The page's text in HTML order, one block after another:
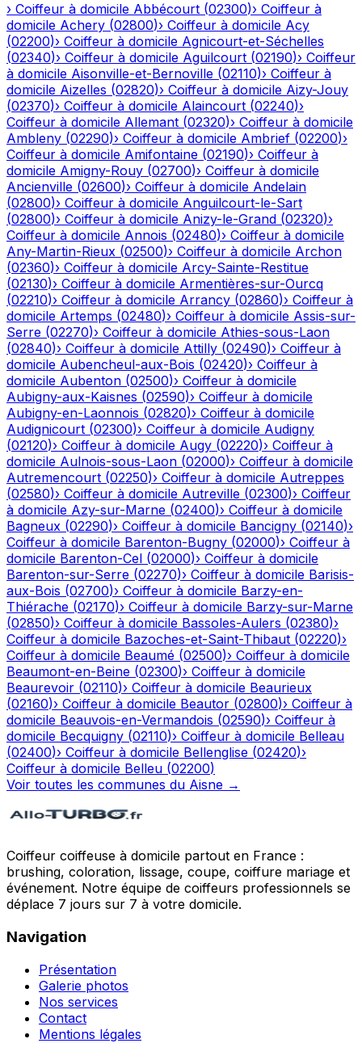
› Coiffeur à domicile Abbécourt (02300)› Coiffeur à
domicile Achery (02800)› Coiffeur à domicile Acy
(02200)› Coiffeur à domicile Agnicourt-et-Séchelles
(02340)› Coiffeur à domicile Aguilcourt (02190)› Coiffeur
à domicile Aisonville-et-Bernoville (02110)› Coiffeur à
domicile Aizelles (02820)› Coiffeur à domicile Aizy-Jouy
(02370)› Coiffeur à domicile Alaincourt (02240)›
Coiffeur à domicile Allemant (02320)› Coiffeur à domicile
Ambleny (02290)› Coiffeur à domicile Ambrief (02200)›
Coiffeur à domicile Amifontaine (02190)› Coiffeur à
domicile Amigny-Rouy (02700)› Coiffeur à domicile
Ancienville (02600)› Coiffeur à domicile Andelain
(02800)› Coiffeur à domicile Anguilcourt-le-Sart
(02800)› Coiffeur à domicile Anizy-le-Grand (02320)›
Coiffeur à domicile Annois (02480)› Coiffeur à domicile
Any-Martin-Rieux (02500)› Coiffeur à domicile Archon
(02360)› Coiffeur à domicile Arcy-Sainte-Restitue
(02130)› Coiffeur à domicile Armentières-sur-Ourcq
(02210)› Coiffeur à domicile Arrancy (02860)› Coiffeur à
domicile Artemps (02480)› Coiffeur à domicile Assis-sur-
Serre (02270)› Coiffeur à domicile Athies-sous-Laon
(02840)› Coiffeur à domicile Attilly (02490)› Coiffeur à
domicile Aubencheul-aux-Bois (02420)› Coiffeur à
domicile Aubenton (02500)› Coiffeur à domicile
Aubigny-aux-Kaisnes (02590)› Coiffeur à domicile
Aubigny-en-Laonnois (02820)› Coiffeur à domicile
Audignicourt (02300)› Coiffeur à domicile Audigny
(02120)› Coiffeur à domicile Augy (02220)› Coiffeur à
domicile Aulnois-sous-Laon (02000)› Coiffeur à domicile
Autremencourt (02250)› Coiffeur à domicile Autreppes
(02580)› Coiffeur à domicile Autreville (02300)› Coiffeur
à domicile Azy-sur-Marne (02400)› Coiffeur à domicile
Bagneux (02290)› Coiffeur à domicile Bancigny (02140)›
Coiffeur à domicile Barenton-Bugny (02000)› Coiffeur à
domicile Barenton-Cel (02000)› Coiffeur à domicile
Barenton-sur-Serre (02270)› Coiffeur à domicile Barisis-
aux-Bois (02700)› Coiffeur à domicile Barzy-en-
Thiérache (02170)› Coiffeur à domicile Barzy-sur-Marne
(02850)› Coiffeur à domicile Bassoles-Aulers (02380)›
Coiffeur à domicile Bazoches-et-Saint-Thibaut (02220)›
Coiffeur à domicile Beaumé (02500)› Coiffeur à domicile
Beaumont-en-Beine (02300)› Coiffeur à domicile
Beaurevoir (02110)› Coiffeur à domicile Beaurieux
(02160)› Coiffeur à domicile Beautor (02800)› Coiffeur à
domicile Beauvois-en-Vermandois (02590)› Coiffeur à
domicile Becquigny (02110)› Coiffeur à domicile Belleau
(02400)› Coiffeur à domicile Bellenglise (02420)›
Coiffeur à domicile Belleu (02200)
Voir toutes les communes du Aisne →
Coiffeur coiffeuse à domicile partout en France :
brushing, coloration, lissage, coupe, coiffure mariage et
événement. Notre équipe de coiffeurs professionnels se
déplace 7 jours sur 7 à votre domicile.
Navigation
Présentation
Galerie photos
Nos services
Contact
Mentions légales